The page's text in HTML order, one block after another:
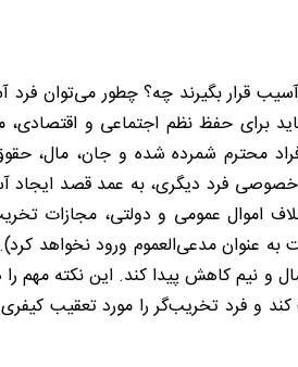
خصوصی فرد دیگری، به عمد قصد
اموال عمومی و دولتی،
به عنوان مدعی‌العموم ورود نخواهد
سال و نیم کاهش پیدا کند. این نکته مهم
و فرد تخریب‌گر را مورد تعقیب